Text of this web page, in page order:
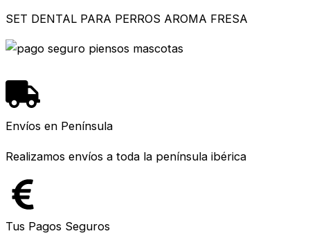
FRESA
SET DENTAL PARA PERROS AROMA FRESA
Envíos en Península
Realizamos envíos a toda la península ibérica
Tus Pagos Seguros